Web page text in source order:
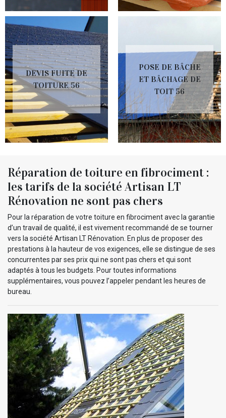
DEVIS FUITE DE
TOITURE 56
POSE DE BÂCHE
ET BÂCHAGE DE
TOIT 56
Réparation de toiture en fibrociment :
les tarifs de la société Artisan LT
Rénovation ne sont pas chers
Pour la réparation de votre toiture en fibrociment avec la garantie
d’un travail de qualité, il est vivement recommandé de se tourner
vers la société Artisan LT Rénovation. En plus de proposer des
prestations à la hauteur de vos exigences, elle se distingue de ses
concurrentes par ses prix qui ne sont pas chers et qui sont
adaptés à tous les budgets. Pour toutes informations
supplémentaires, vous pouvez l’appeler pendant les heures de
bureau.